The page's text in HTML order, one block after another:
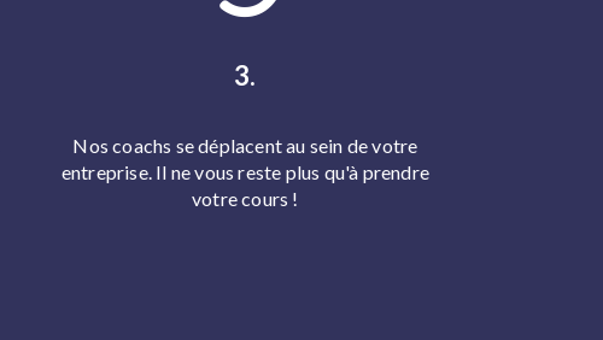
3.
Nos coachs se déplacent au sein de votre
entreprise. Il ne vous reste plus qu'à prendre
votre cours !